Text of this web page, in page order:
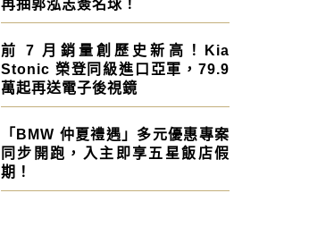
再抽郭泓志簽名球！
前 7 月銷量創歷史新高！Kia
Stonic 榮登同級進口亞軍，79.9
萬起再送電子後視鏡
「BMW 仲夏禮遇」多元優惠專案
同步開跑，入主即享五星飯店假
期！